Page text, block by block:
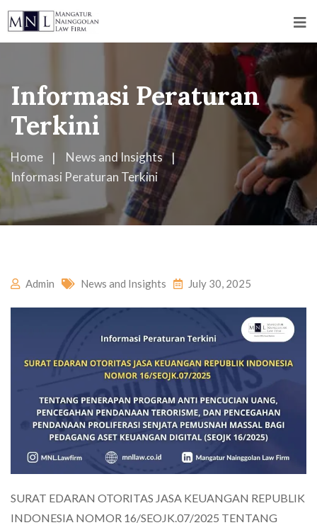
Informasi Peraturan
Terkini
Home
News and Insights
Informasi Peraturan Terkini
Admin News and Insights July 30, 2025
SURAT EDARAN OTORITAS JASA KEUANGAN REPUBLIK
INDONESIA NOMOR 16/SEOJK.07/2025 TENTANG